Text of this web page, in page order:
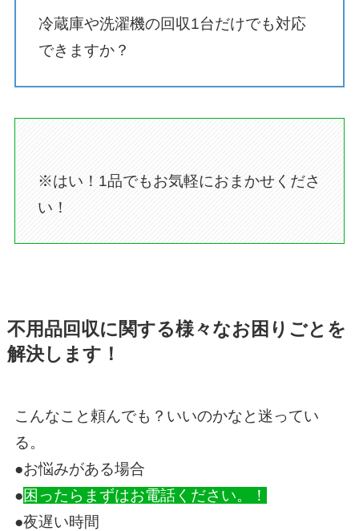
冷蔵庫や洗濯機の回収1台だけでも対応
できますか？
※はい！1品でもお気軽におまかせくださ
い！
不用品回収に関する様々なお困りごとを
解決します！
こんなこと頼んでも？いいのかなと迷ってい
る。
●お悩みがある場合
●困ったらまずはお電話ください。！
●夜遅い時間